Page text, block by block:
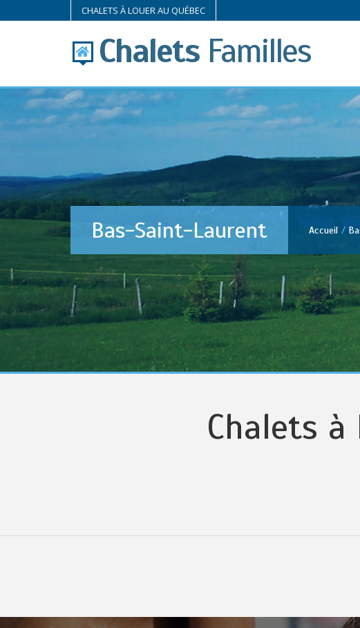
CHALETS À LOUER AU QUÉBEC
Chalets Familles
Bas-Saint-Laurent Accueil
Chalets